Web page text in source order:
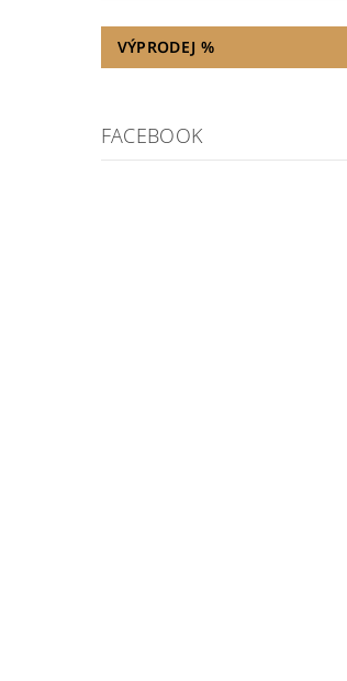
VÝPRODEJ %
FACEBOOK